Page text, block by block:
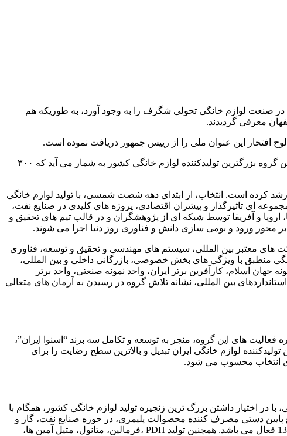
در صنعت لوازم خانگی تحولی شگرف را به وجود آورد، به طوریکه هم
معرفی گردیدند.
افتخار این عنوان ملی را از رییس جمهور دریافت نموده است.
گروه صنعتی انتخاب بالغ بر ۳ هزار و ۵۰۰ نفر به صورت مستقیم و همچنین ۲ هزار نفر به صورت غیرمستقیم مشغول به کار هستند. این گروه بزرگترین تولیدکننده لوازم خانگی کشور به شمار می آید که ۳۰۰
کرده است. انتخاب، از ابتدای دهه شصت شمسی، با تولید لوازم خانگی
ای تاثیرگذار و پیشران اقتصادی، پروژه های کلیدی در صنایع نفت،
اروپا و آفریقا توسط شبکه ای از پژوهشگران و در قالب تیم های تحقیق و
محور ورود و بومی سازی دانش و فناوری روز دنیا اجرا می شوند.
های معتبر بین المللی، سیستم های مهندسی و تحقیق و توسعه، فناوری
منطبق با ویژگی های بخش خصوصی، بازرگانی داخلی و بین المللی،
اسلام، کارآفرین برتر ایران، واحد نمونه صنعتی، واحد برتر
بین المللی، نشانه تلاش گروه در رسیدن به آرمان های متعالی
های این گروه، منجر به توسعه و تکامل سه برند “اسنوا ایران”،
لوازم خانگی ایران تبدیل و بالاترین سطح رضایت را برای
اختیار داشتن بزرگ ترین زنجیره تولید لوازم خانگی کشور، همگام با
پایین دستی مصرف کننده محصوالت پلیمری، در حوزه صنایع نفت، گاز و
پتروشیمی فعالیت می کند. مجتمع پتروشیمی پلی استایرن انبساطی انتخاب ) S P E ) بعنوان پنجمین شرکت بزرگ در جهان از سال 1396 فعال می باشد. همچنین تولید PDH ،فرمالین، متانول، متیل آمین ها،